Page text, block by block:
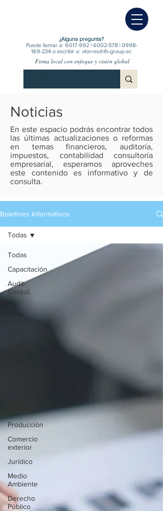
¿Alguna pregunta?
Puede llamar a: 6017-992| 6002-578| 0998-
169-234 o escribir a: vtorres@ifs-group.ec
Firma local con enfoque y visión global
Noticias
En este espacio podrás encontrar todos
las últimas actualizaciones o reformas
en temas financieros, auditoría,
impuestos, contabilidad consultoría
empresarial, esperamos aproveches
este contenido es informativo y de
consulta.
Boletines Informativos
Todas
Capacitación
Audit-
Consul.
Tributario
Producción
Comercio
exterior
Jurídico
Medio
Ambiente
Derecho
Público
Todas